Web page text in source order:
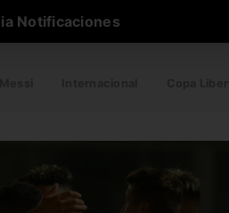
Notificaciones